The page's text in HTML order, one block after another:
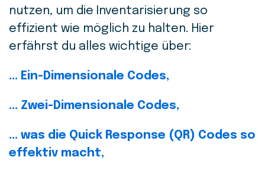
nutzen, um die Inventarisierung so
effizient wie möglich zu halten. Hier
erfährst du alles wichtige über:
... Ein-Dimensionale Codes,
... Zwei-Dimensionale Codes,
... was die Quick Response (QR) Codes so
effektiv macht,